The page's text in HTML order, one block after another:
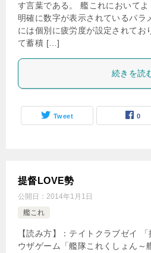
す言葉である。 艦これにおいてよ
明確に数字が表示されているパラ
には個別に疲労度が設定されてお
て蓄積 […]
続きを読
Tweet 0
提督LOVE勢
公開日： 2014年1月1日
艦これ
【読み方】：テイトクラブゼイ
ウザゲーム「艦隊これくしょん～